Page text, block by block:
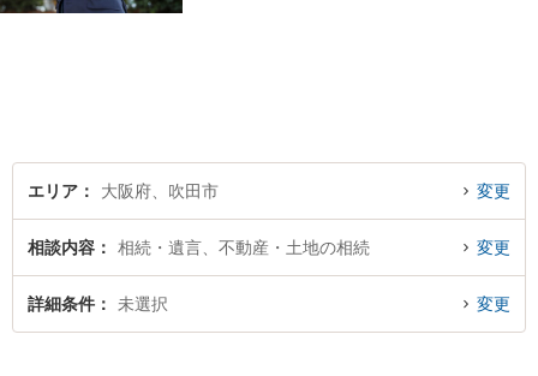
エリア 大阪府、吹田市 変更
相談内容 相続・遺言、不動産・土地の相続 変更
詳細条件 未選択 変更